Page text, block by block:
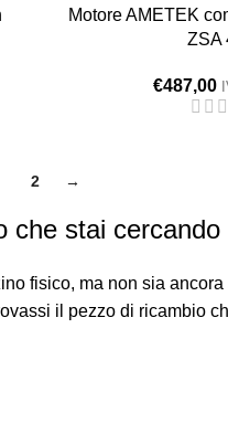
Motore AMETEK
ZSA
€487,00
2 →
che stai cercando
fisico, ma non sia
il pezzo di ricambio